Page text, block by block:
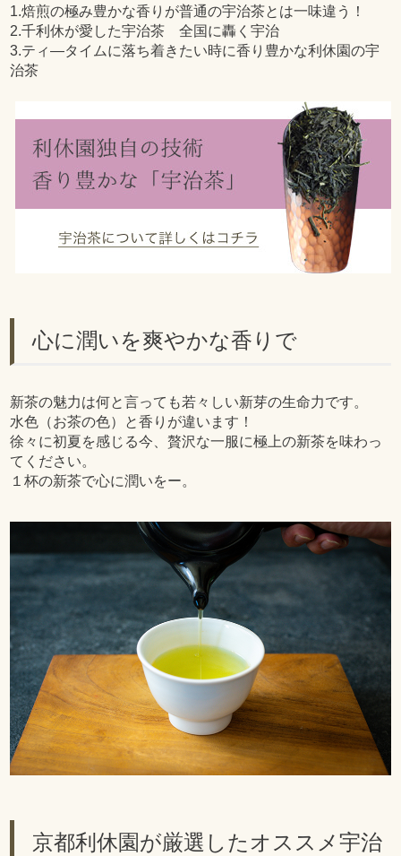
1.焙煎の極み豊かな香りが普通の宇治茶とは一味違う！
2.千利休が愛した宇治茶 全国に轟く宇治
3.ティ―タイムに落ち着きたい時に香り豊かな利休園の宇
治茶
心に潤いを爽やかな香りで
新茶の魅力は何と言っても若々しい新芽の生命力です。
水色（お茶の色）と香りが違います！
徐々に初夏を感じる今、贅沢な一服に極上の新茶を味わっ
てください。
１杯の新茶で心に潤いをー。
京都利休園が厳選したオススメ宇治